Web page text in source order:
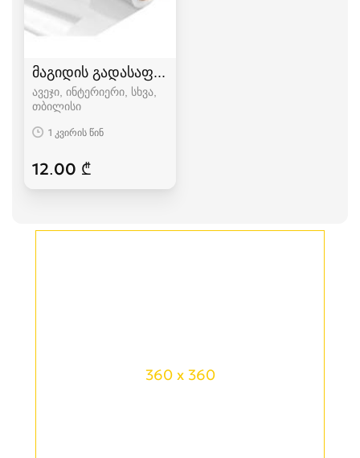
მაგიდის გადასაფარებელი
ავეჯი, ინტერიერი, სხვა
თბილისი
1 კვირის წინ
12.00 ₾
360 x 360